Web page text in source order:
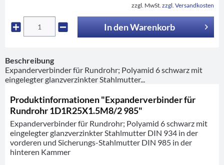
zzgl. MwSt. zzgl. Versandkosten
In denWarenkorb
Beschreibung
Expanderverbinder für Rundrohr; Polyamid 6 schwarz mit
eingelegter glanzverzinkter Stahlmutter...
Produktinformationen "Expanderverbinder für
Rundrohr 1D1R25X1.5M8/2 985"
Expanderverbinder für Rundrohr; Polyamid 6 schwarz mit
eingelegter glanzverzinkter Stahlmutter DIN 934 in der
vorderen und Sicherungs-Stahlmutter DIN 985 in der
hinteren Kammer